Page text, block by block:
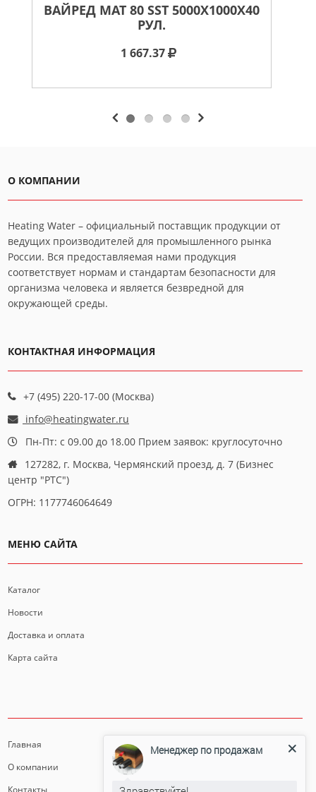
ВАЙРЕД МАТ 80 SST 5000X1000X40
РУЛ.
1 667.37
О КОМПАНИИ
Heating Water – официальный поставщик продукции от
ведущих производителей для промышленного рынка
России. Вся предоставляемая нами продукция
соответствует нормам и стандартам безопасности для
организма человека и является безвредной для
окружающей среды.
КОНТАКТНАЯ ИНФОРМАЦИЯ
+7 (495) 220-17-00 (Москва)
info@heatingwater.ru
Пн-Пт: с 09.00 до 18.00 Прием заявок: круглосуточно
127282, г. Москва, Чермянский проезд, д. 7 (Бизнес
центр "РТС")
ОГРН: 1177746064649
МЕНЮ САЙТА
Каталог
Новости
Доставка и оплата
Карта сайта
Главная
О компании
Менеджер по продажам